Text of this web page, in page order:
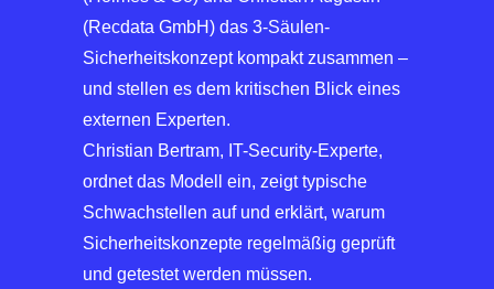
(Recdata GmbH) das 3-Säulen-
Sicherheitskonzept kompakt zusammen –
und stellen es dem kritischen Blick eines
externen Experten.
Christian Bertram, IT-Security-Experte,
ordnet das Modell ein, zeigt typische
Schwachstellen auf und erklärt, warum
Sicherheitskonzepte regelmäßig geprüft
und getestet werden müssen.